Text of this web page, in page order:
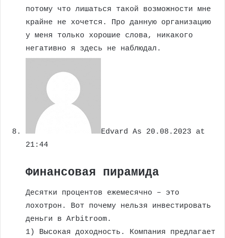
потому что лишаться такой возможности мне
крайне не хочется. Про данную организацию
у меня только хорошие слова, никакого
негативно я здесь не наблюдал.
Edvard As 20.08.2023 at
21:44
Финансовая пирамида
Десятки процентов ежемесячно – это
лохотрон. Вот почему нельзя инвестировать
деньги в Arbitroom.
1) Высокая доходность. Компания предлагает